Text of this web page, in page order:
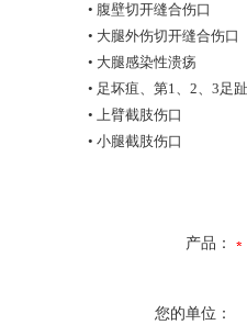
• 腹壁切开缝合伤口
• 大腿外伤切开缝合伤口
• 大腿感染性溃疡
• 足坏疽、第1、2、3足
• 上臂截肢伤口
• 小腿截肢伤口
产品：
您的单位：